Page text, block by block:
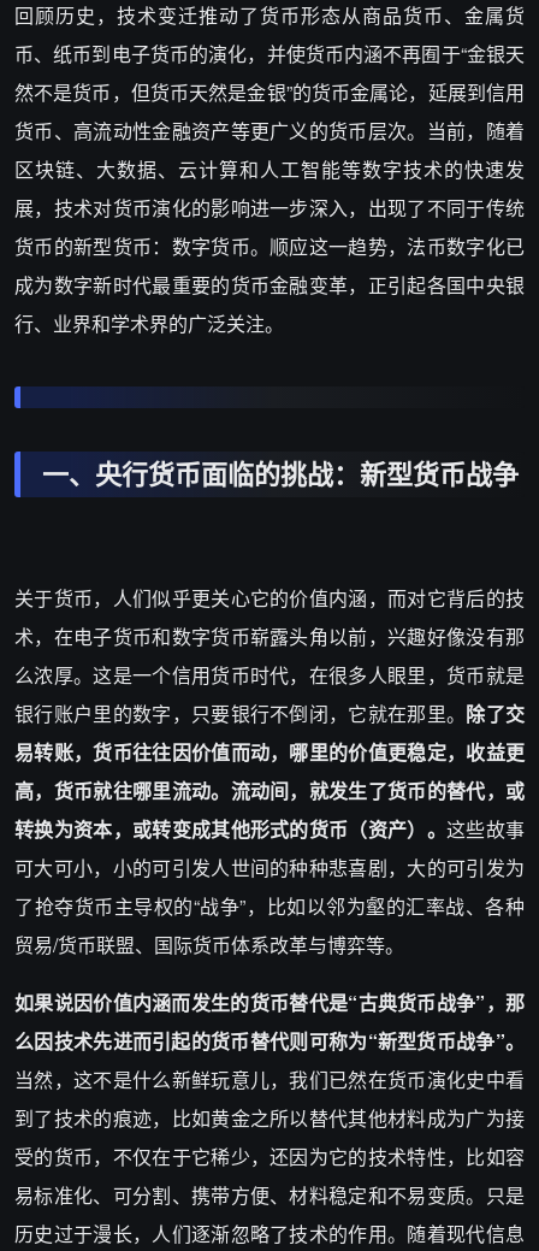
回顾历史，技术变迁推动了货币形态从商品货币、金属货
币、纸币到电子货币的演化，并使货币内涵不再囿于“金银天
然不是货币，但货币天然是金银”的货币金属论，延展到信用
货币、高流动性金融资产等更广义的货币层次。当前，随着
区块链、大数据、云计算和人工智能等数字技术的快速发
展，技术对货币演化的影响进一步深入，出现了不同于传统
货币的新型货币：数字货币。顺应这一趋势，法币数字化已
成为数字新时代最重要的货币金融变革，正引起各国中央银
行、业界和学术界的广泛关注。
一、央行货币面临的挑战：新型货币战争
关于货币，人们似乎更关心它的价值内涵，而对它背后的技
术，在电子货币和数字货币崭露头角以前，兴趣好像没有那
么浓厚。这是一个信用货币时代，在很多人眼里，货币就是
银行账户里的数字，只要银行不倒闭，它就在那里。 除了交
易转账，货币往往因价值而动，哪里的价值更稳定，收益更
高，货币就往哪里流动。流动间，就发生了货币的替代，或
转换为资本，或转变成其他形式的货币（资产）。这些故事
可大可小，小的可引发人世间的种种悲喜剧，大的可引发为
了抢夺货币主导权的“战争”，比如以邻为壑的汇率战、各种
贸易/货币联盟、国际货币体系改革与博弈等。
如果说因价值内涵而发生的货币替代是“古典货币战争”，那
么因技术先进而引起的货币替代则可称为“新型货币战争”。
当然，这不是什么新鲜玩意儿，我们已然在货币演化史中看
到了技术的痕迹，比如黄金之所以替代其他材料成为广为接
受的货币，不仅在于它稀少，还因为它的技术特性，比如容
易标准化、可分割、携带方便、材料稳定和不易变质。只是
历史过于漫长，人们逐渐忽略了技术的作用。随着现代信息